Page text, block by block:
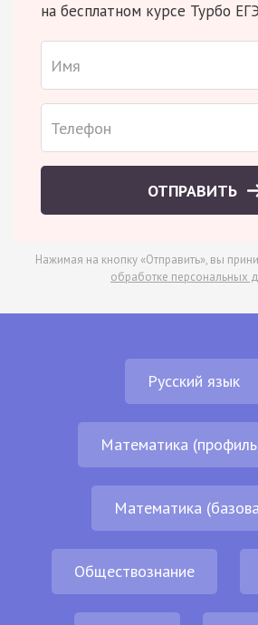
на бесплатном курсе Турбо ЕГЭ
ОТПРАВИТЬ
Нажимая на кнопку «Отправить», вы
обработке персональных
Русский язык
Математика
Математика
Обществознание